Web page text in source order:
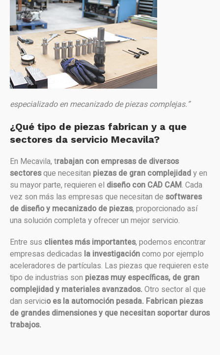
especializado en mecanizado de piezas complejas.”
¿Qué tipo de piezas fabrican y a que
sectores da servicio Mecavila?
En Mecavila, trabajan con empresas de diversos
sectoresque necesitan piezas de gran complejidady en
su mayor parte, requieren el diseño con CAD CAM. Cada
vez son más las empresas que necesitan de softwares
de diseño y mecanizado de piezas, proporcionado así
una solución completa y ofrecer un mejor servicio.
Entre sus clientes más importantes, podemos encontrar
empresas dedicadas la investigacióncomo por ejemplo
aceleradores de partículas. Las piezas que requieren este
tipo de industrias son piezas muy específicas, de gran
complejidad y materiales avanzados.Otro sector al que
dan servicio es la automoción pesada. Fabrican piezas
de grandes dimensiones y que necesitan soportar duros
trabajos.